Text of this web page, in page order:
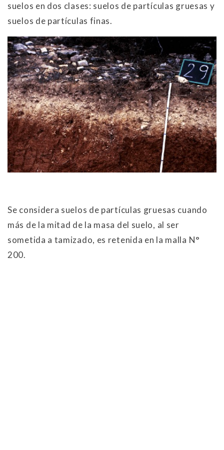
suelos en dos clases: suelos de partículas gruesas y
suelos de partículas finas.
Se considera suelos de partículas gruesas cuando
más de la mitad de la masa del suelo, al ser
sometida a tamizado, es retenida en la malla N°
200.